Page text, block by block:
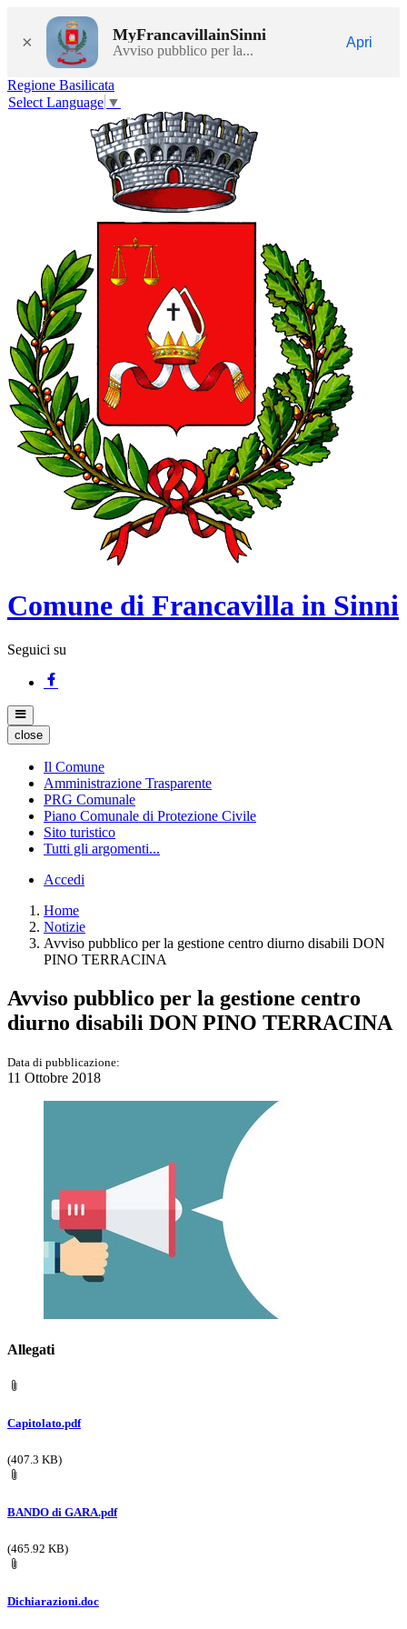
× MyFrancavillainSinni
Avviso pubblico per la...
Apri
Regione Basilicata
Select Language ▼
Comune di Francavilla in Sinni
Seguici su
close
Il Comune
Amministrazione Trasparente
PRG Comunale
Piano Comunale di Protezione Civile
Sito turistico
Tutti gli argomenti...
Accedi
Home
Notizie
Avviso pubblico per la gestione centro diurno disabili DON
PINO TERRACINA
Avviso pubblico per la gestione centro
diurno disabili DON PINO TERRACINA
Data di pubblicazione:
11 Ottobre 2018
Allegati
Capitolato.pdf
(407.3 KB)
BANDO di GARA.pdf
(465.92 KB)
Dichiarazioni.doc